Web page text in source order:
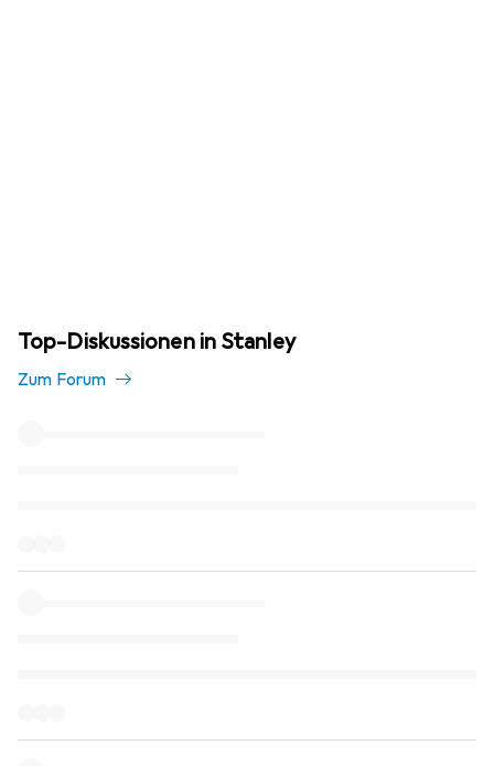
Top-Diskussionen in Stanley
Zum Forum